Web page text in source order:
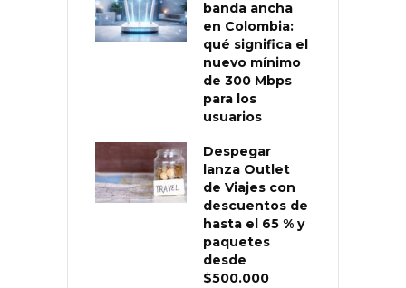
banda ancha
en Colombia:
qué significa el
nuevo mínimo
de 300 Mbps
para los
usuarios
Despegar
lanza Outlet
de Viajes con
descuentos de
hasta el 65 % y
paquetes
desde
$500.000